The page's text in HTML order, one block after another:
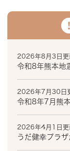
2026年8月3日更
令和8年熊本地
2026年7月30日
令和8年7月熊
2026年4月1日更
うだ健幸プラ